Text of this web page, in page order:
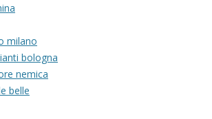
milano
bologna
nemica
belle